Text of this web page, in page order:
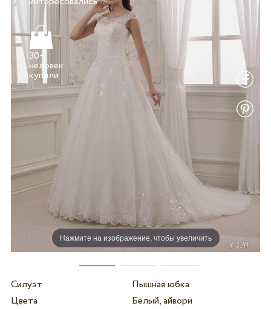
Нажмите на изображение, чтобы увеличить
30+
человек
Силуэт
Пышная юбка
Цвета
Белый, айвори